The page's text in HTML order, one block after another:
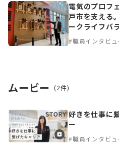
電気のプロフ
戸市を支える
ークライフバ
#職員インタビュ
ムービー (2件)
好きを仕事に
ー
#職員インタビュ